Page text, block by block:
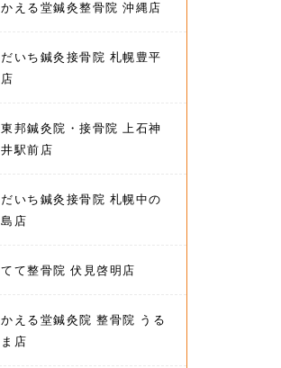
かえる堂鍼灸整骨院 沖縄店
だいち鍼灸接骨院 札幌豊平
店
東邦鍼灸院・接骨院 上石神
井駅前店
だいち鍼灸接骨院 札幌中の
島店
てて整骨院 伏見啓明店
かえる堂鍼灸院 整骨院 うる
ま店